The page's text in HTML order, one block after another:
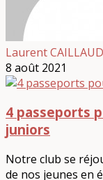
Laurent CAILLAUD
8 août 2021
4 passeports
juniors
Notre club se
de nos jeunes en